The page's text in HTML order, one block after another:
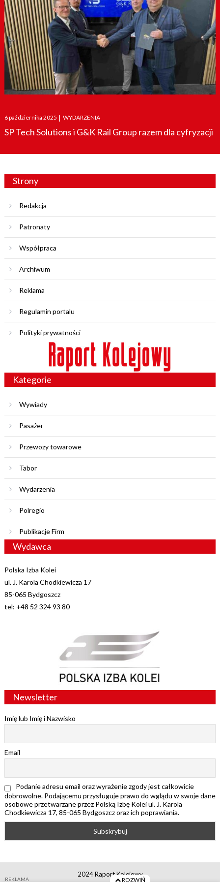
Posted
on
6 października 2025 | WYDARZENIA
SP Tech Solutions i G&K Rail Group razem dla cyfryzacji
Strony
Redakcja
Patronaty
Współpraca
Archiwum
Reklama
Regulamin portalu
Polityki prywatności
Kategorie
Wywiady
Pasażer
Przewozy towarowe
Tabor
Wydarzenia
Polregio
Publikacje Firm
Wydawca
Polska Izba Kolei
ul. J. Karola Chodkiewicza 17
85-065 Bydgoszcz
tel: +48 52 324 93 80
Newsletter
Imię lub Imię i Nazwisko
Email
Podanie adresu email oraz wyrażenie zgody jest całkowicie
dobrowolne. Podającemu przysługuje prawo do wglądu w swoje dane
osobowe przetwarzane przez Polską Izbę Kolei ul. J. Karola
Chodkiewicza 17, 85-065 Bydgoszcz oraz ich poprawiania.
2024 Raport Kolejowy